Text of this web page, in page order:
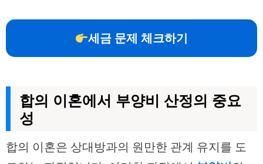
세금 문제 체크하기
합의 이혼에서 부양비 산정의 중요
성
합의 이혼은 상대방과의 원만한 관계 유지를 도